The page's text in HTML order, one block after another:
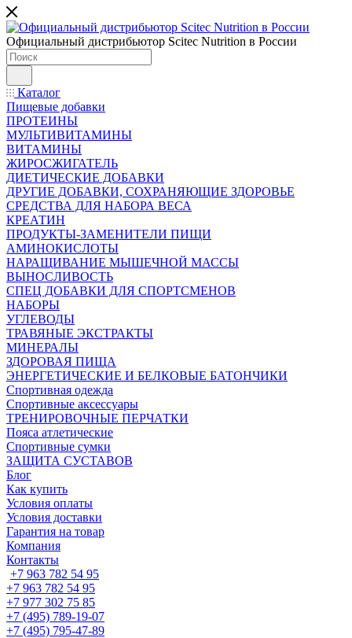
Официальный дистрибьютор Scitec Nutrition в России
Каталог
Пищевые добавки
ПРОТЕИНЫ
МУЛЬТИВИТАМИНЫ
ВИТАМИНЫ
ЖИРОСЖИГАТЕЛЬ
ДИЕТИЧЕСКИЕ ДОБАВКИ
ДРУГИЕ ДОБАВКИ, СОХРАНЯЮЩИЕ ЗДОРОВЬЕ
СРЕДСТВА ДЛЯ НАБОРА ВЕСА
КРЕАТИН
ПРОДУКТЫ-ЗАМЕНИТЕЛИ ПИЩИ
АМИНОКИСЛОТЫ
НАРАЩИВАНИЕ МЫШЕЧНОЙ МАССЫ
ВЫНОСЛИВОСТЬ
СПЕЦ ДОБАВКИ ДЛЯ СПОРТСМЕНОВ
НАБОРЫ
УГЛЕВОДЫ
ТРАВЯНЫЕ ЭКСТРАКТЫ
МИНЕРАЛЫ
ЗДОРОВАЯ ПИЩА
ЭНЕРГЕТИЧЕСКИЕ И БЕЛКОВЫЕ БАТОНЧИКИ
Спортивная одежда
Спортивные аксессуары
ТРЕНИРОВОЧНЫЕ ПЕРЧАТКИ
Пояса атлетические
Спортивные сумки
ЗАЩИТА СУСТАВОВ
Блог
Как купить
Условия оплаты
Условия доставки
Гарантия на товар
Компания
Контакты
+7 963 782 54 95
+7 963 782 54 95
+7 977 302 75 85
+7 (495) 789-19-07
+7 (495) 795-47-89